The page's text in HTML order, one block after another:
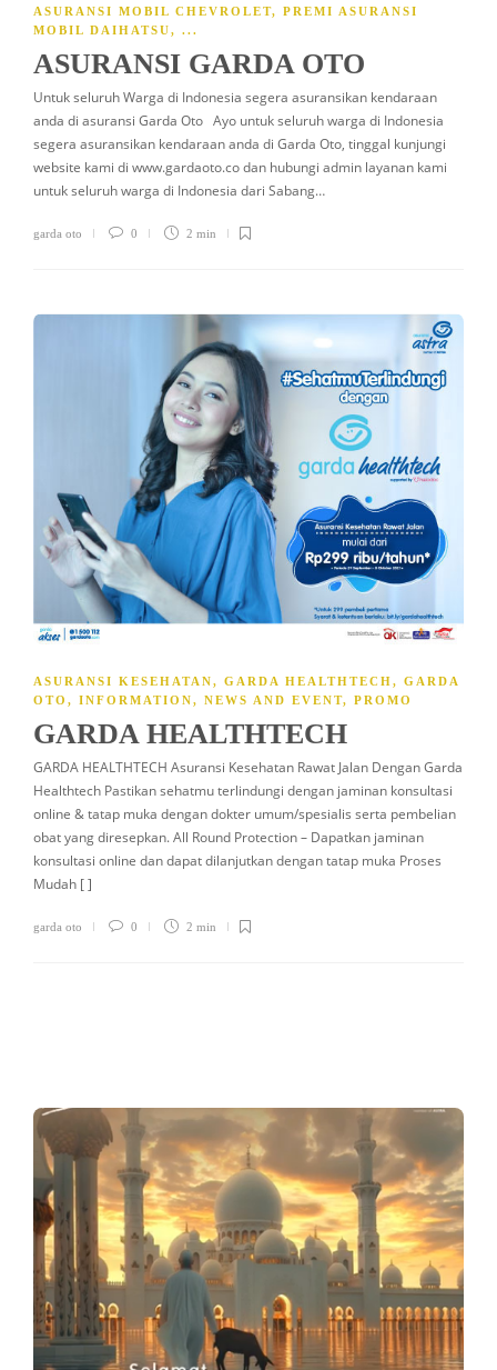
ASURANSI MOBIL CHEVROLET, PREMI ASURANSI
MOBIL DAIHATSU, ...
ASURANSI GARDA OTO
Untuk seluruh Warga di Indonesia segera asuransikan kendaraan
anda di asuransi Garda Oto Ayo untuk seluruh warga di Indonesia
segera asuransikan kendaraan anda di Garda Oto, tinggal kunjungi
website kami di www.gardaoto.co dan hubungi admin layanan kami
untuk seluruh warga di Indonesia dari Sabang…
garda oto 0 2 min
ASURANSI KESEHATAN, GARDA HEALTHTECH, GARDA
OTO , INFORMATION, NEWS AND EVENT, PROMO
GARDA HEALTHTECH
GARDA HEALTHTECH Asuransi Kesehatan Rawat Jalan Dengan Garda
Healthtech Pastikan sehatmu terlindungi dengan jaminan konsultasi
online & tatap muka dengan dokter umum/spesialis serta pembelian
obat yang diresepkan. All Round Protection – Dapatkan jaminan
konsultasi online dan dapat dilanjutkan dengan tatap muka Proses
Mudah [ ]
garda oto 0 2 min